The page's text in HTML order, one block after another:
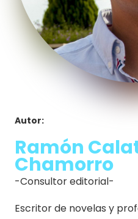
Autor:
Ramón
Chamorro
-Consultor editorial-
Escritor de novelas y